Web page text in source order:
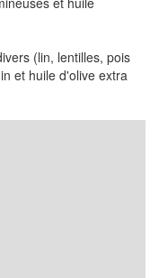
(lin, lentilles, pois
et huile d'olive extra